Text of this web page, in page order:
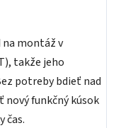
montáž v
takže jeho
potreby bdieť nad
nový funkčný kúsok
čas.